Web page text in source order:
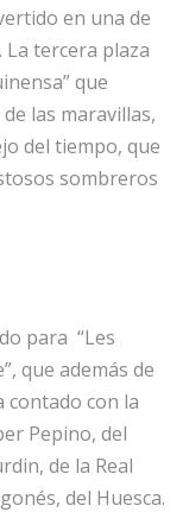
en una de
tercera plaza
que
las maravillas,
del tiempo, que
sombreros
para “Les
que además de
contado con la
Pepino, del
de la Real
del Huesca.